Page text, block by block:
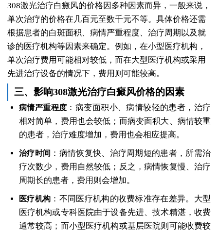
308激光治疗白癜风的价格因多种因素而异，一般来说，
单次治疗的价格在几百元至数千元不等。具体价格还需
根据患者的白斑面积、病情严重程度、治疗周期以及就
诊的医疗机构等因素来确定。例如，在小型医疗机构，
单次治疗费用可能相对较低，而在大型医疗机构或采用
先进治疗设备的情况下，费用则可能较高。
三、影响308激光治疗白癜风价格的因素
病情严重程度 ：病变面积小、病情较轻的患者，治疗
相对简单，费用也会较低；而病变面积大、病情较重
的患者，治疗难度增加，费用也会相应提高。
治疗时间 ：病情恢复快、治疗周期短的患者，所需治
疗次数少，费用自然较低；反之，病情恢复慢、治疗
周期长的患者，费用则会增加。
医疗机构 ：不同医疗机构的收费标准存在差异。大型
医疗机构或专科医院由于设备先进、技术精湛，收费
通常较高；而小型医疗机构或基层医院则可能收费较